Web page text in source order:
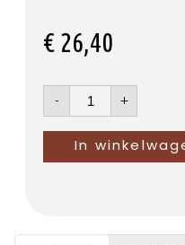
€ 26,40
- +
In